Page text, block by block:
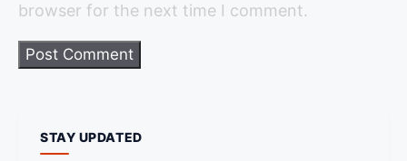
browser for the next time I comment.
STAY UPDATED